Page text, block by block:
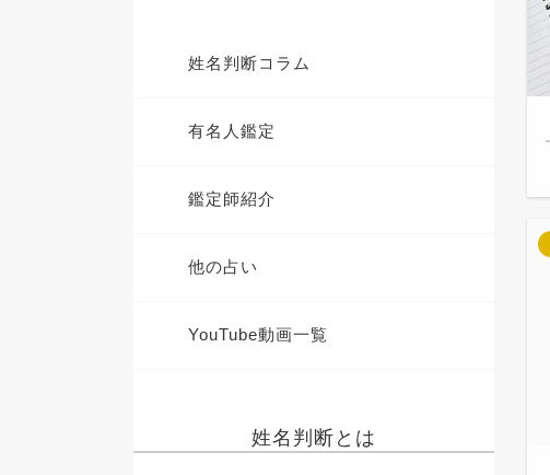
姓名判断コラム
有名人鑑定
鑑定師紹介
他の占い
YouTube動画一覧
姓名判断とは